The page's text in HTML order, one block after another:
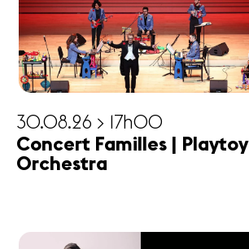
30.08.26 > 17h00
Concert Familles | Playtoy
Orchestra